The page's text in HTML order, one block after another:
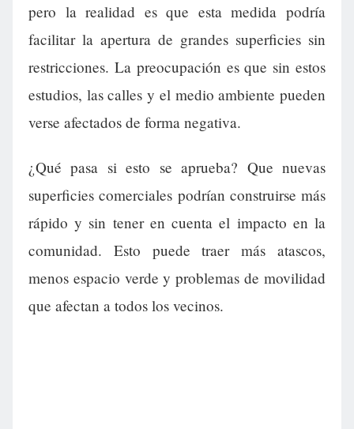
pero la realidad es que esta medida podría
facilitar la apertura de grandes superficies sin
restricciones. La preocupación es que sin estos
estudios, las calles y el medio ambiente pueden
verse afectados de forma negativa.
¿Qué pasa si esto se aprueba? Que nuevas
superficies comerciales podrían construirse más
rápido y sin tener en cuenta el impacto en la
comunidad. Esto puede traer más atascos,
menos espacio verde y problemas de movilidad
que afectan a todos los vecinos.